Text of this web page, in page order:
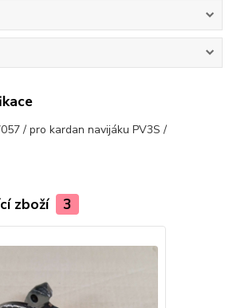
/ pro kardan navijáku PV3S /
zboží 3